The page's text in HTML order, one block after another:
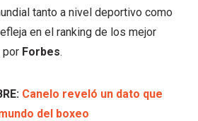
tanto a nivel deportivo como
en el ranking de los mejor
por Forbes.
Canelo reveló un dato que
del boxeo